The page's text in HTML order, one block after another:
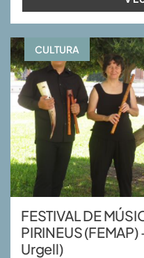
CULTURA
FESTIVAL DE
PIRINEUS
Urgell)